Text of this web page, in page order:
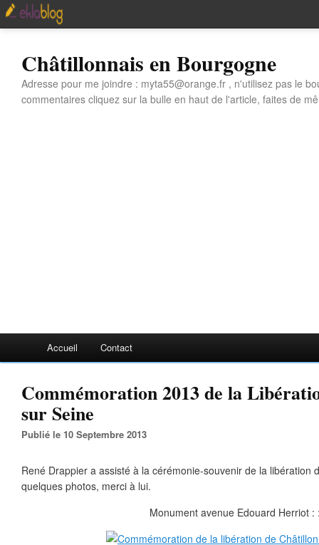
Châtillonnais en Bourgogne
Adresse pour me joindre : myta55@orange.fr , n'utilisez pas le
commentaires cliquez sur la bulle en haut de l'article, faites de
Accueil Contact
Commémoration 2013 de la
sur Seine
Publié le 10 Septembre 2013
René Drappier a assisté à la cérémonie-souvenir de la libération
quelques photos, merci à lui.
Monument avenue Edouard Herriot :